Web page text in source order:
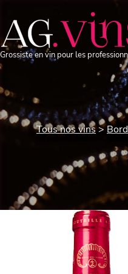
Grossiste en vin pour les
Tous nos vins